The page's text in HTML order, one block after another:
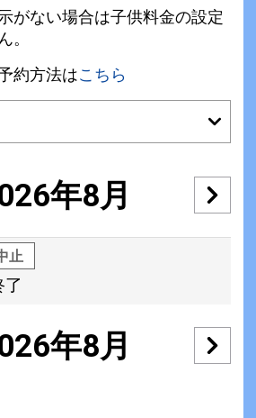
がない場合は子供料金の設定
。
約方法はこちら
年8月
止
年8月